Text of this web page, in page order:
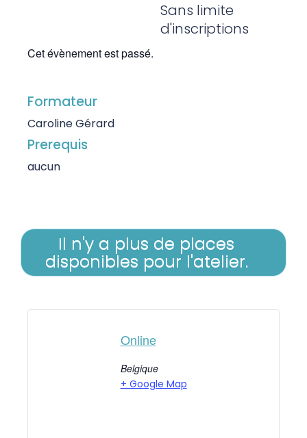
Sans limite
d'inscriptions
Cet évènement est passé.
Formateur
Caroline Gérard
Prerequis
aucun
Il n'y a plus de places
disponibles pour l'atelier.
Online
Belgique
+ Google Map